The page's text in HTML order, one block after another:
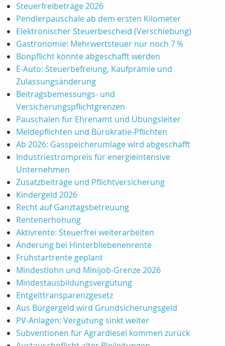
Steuerfreibeträge 2026
Pendlerpauschale ab dem ersten Kilometer
Elektronischer Steuerbescheid (Verschiebung)
Gastronomie: Mehrwertsteuer nur noch 7 %
Bonpflicht könnte abgeschafft werden
E‑Auto: Steuerbefreiung, Kaufprämie und
Zulassungsänderung
Beitragsbemessungs‑ und
Versicherungspflichtgrenzen
Pauschalen für Ehrenamt und Übungsleiter
Meldepflichten und Bürokratie‑Pflichten
Ab 2026: Gasspeicherumlage wird abgeschafft
Industriestrompreis für energieintensive
Unternehmen
Zusatzbeiträge und Pflichtversicherung
Kindergeld 2026
Recht auf Ganztagsbetreuung
Rentenerhöhung
Aktivrente: Steuerfrei weiterarbeiten
Änderung bei Hinterbliebenenrente
Frühstartrente geplant
Mindestlohn und Minijob‑Grenze 2026
Mindestausbildungsvergütung
Entgelttransparenzgesetz
Aus Bürgergeld wird Grundsicherungsgeld
PV‑Anlagen: Vergütung sinkt weiter
Subventionen für Agrardiesel kommen zurück